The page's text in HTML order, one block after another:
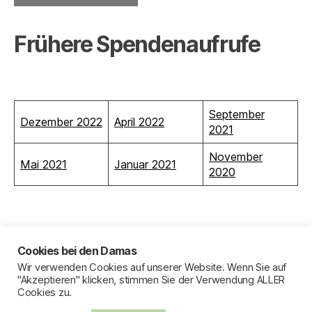
Frühere Spendenaufrufe
Dezember 2022 April 2022
September
2021
Mai 2021 Januar 2021
November
2020
Pie de imprenta
Política de privacidad
Cookies bei den Damas
Wir verwenden Cookies auf unserer Website. Wenn Sie auf
"Akzeptieren" klicken, stimmen Sie der Verwendung ALLER
Cookies zu.